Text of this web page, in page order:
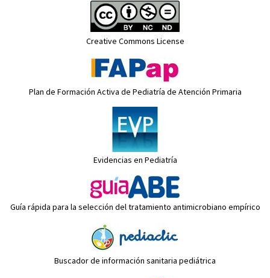
Creative Commons License
Plan de Formación Activa de Pediatría de Atención Primaria
Evidencias en Pediatría
Guía rápida para la selección del tratamiento antimicrobiano empírico
Buscador de información sanitaria pediátrica